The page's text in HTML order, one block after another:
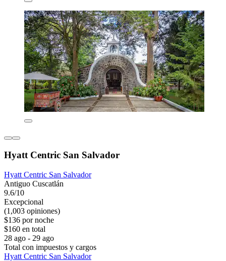
Hyatt Centric San Salvador
Hyatt Centric San Salvador
Antiguo Cuscatlán
9.6/10
Excepcional
(1,003 opiniones)
$136 por noche
$160 en total
28 ago - 29 ago
Total con impuestos y cargos
Hyatt Centric San Salvador